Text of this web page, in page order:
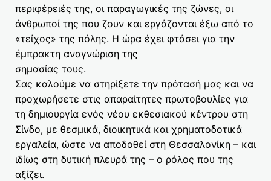
περιφέρειές της, οι παραγωγικές της ζώνες, οι
άνθρωποί της που ζουν και εργάζονται έξω από το
«τείχος» της πόλης. Η ώρα έχει φτάσει για την
έμπρακτη αναγνώριση της
σημασίας τους.
Σας καλούμε να στηρίξετε την πρότασή μας και να
προχωρήσετε στις απαραίτητες πρωτοβουλίες για
τη δημιουργία ενός νέου εκθεσιακού κέντρου στη
Σίνδο, με θεσμικά, διοικητικά και χρηματοδοτικά
εργαλεία, ώστε να αποδοθεί στη Θεσσαλονίκη – και
ιδίως στη δυτική πλευρά της – ο ρόλος που της
αξίζει.